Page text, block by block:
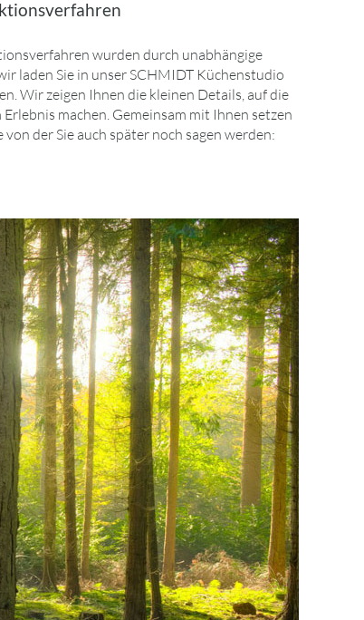
wurden durch unabhängige
laden Sie in unser SCHMIDT Küchenstudio
Wir zeigen Ihnen die kleinen Details, auf die
machen. Gemeinsam mit Ihnen setzen
der Sie auch später noch sagen werden: